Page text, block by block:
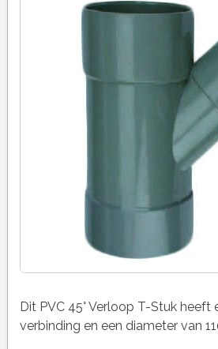
Dit PVC 45° Verloop T-Stuk heeft
verbinding en een diameter van